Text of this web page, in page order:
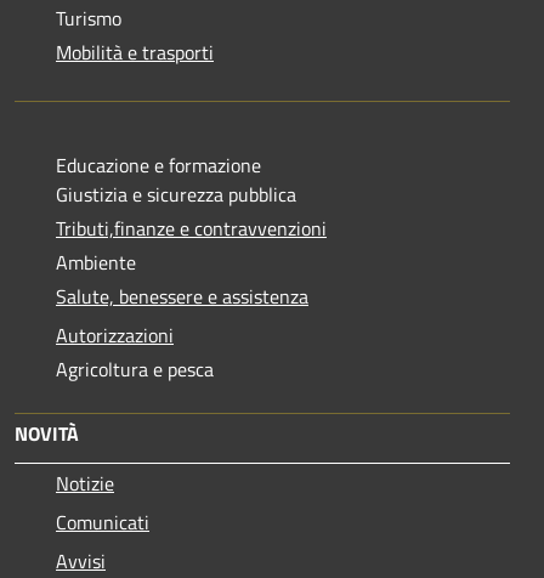
Turismo
Mobilità e trasporti
Educazione e formazione
Giustizia e sicurezza pubblica
Tributi,finanze e contravvenzioni
Ambiente
Salute, benessere e assistenza
Autorizzazioni
Agricoltura e pesca
NOVITÀ
Notizie
Comunicati
Avvisi